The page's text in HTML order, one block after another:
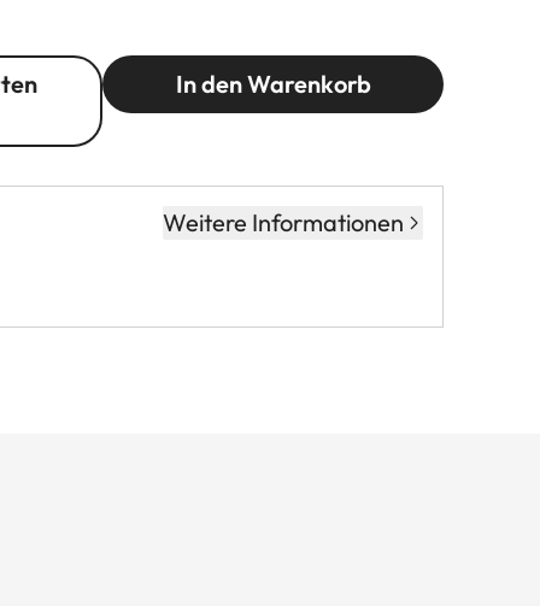
In den Warenkorb
Weitere Informationen